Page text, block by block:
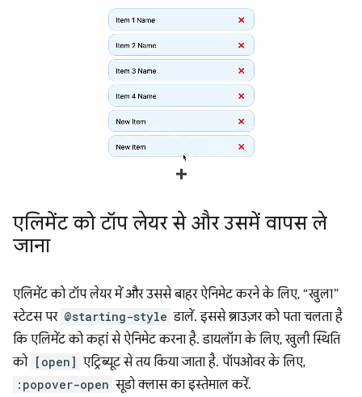
एलिमेंट को टॉप लेयर से और उसमें वापस ले
जाना
एलिमेंट को टॉप लेयर में और उससे बाहर ऐनिमेट करने के लिए, “खुला”
स्टेटस पर @starting-style डालें. इससे ब्राउज़र को पता चलता है
कि एलिमेंट को कहां से ऐनिमेट करना है. डायलॉग के लिए, खुली स्थिति
को [open] एट्रिब्यूट से तय किया जाता है. पॉपओवर के लिए,
:popover-open सूडो क्लास का इस्तेमाल करें.